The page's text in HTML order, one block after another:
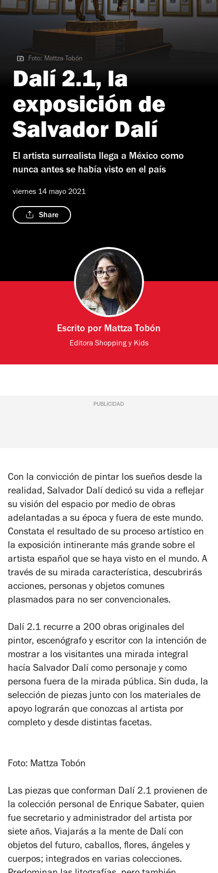
Foto: Mattza Tobón
Foto: Mattza Tobón
Dalí 2.1, la
exposición de
Salvador Dalí
El artista surrealista llega a México como
nunca antes se había visto en el país
viernes 14 mayo 2021
Share
Escrito por Mattza Tobón
Editora Shopping y Kids
PUBLICIDAD
Con la convicción de pintar los sueños desde la
realidad, Salvador Dalí dedicó su vida a reflejar
su visión del espacio por medio de obras
adelantadas a su época y fuera de este mundo.
Constata el resultado de su proceso artístico en
la exposición intinerante más grande sobre el
artista español que se haya visto en el mundo. A
través de su mirada característica, descubrirás
acciones, personas y objetos comunes
plasmados para no ser convencionales.
Dalí 2.1 recurre a 200 obras originales del
pintor, escenógrafo y escritor con la intención de
mostrar a los visitantes una mirada integral
hacía Salvador Dalí como personaje y como
persona fuera de la mirada pública. Sin duda, la
selección de piezas junto con los materiales de
apoyo lograrán que conozcas al artista por
completo y desde distintas facetas.
Foto: Mattza Tobón
Las piezas que conforman Dalí 2.1 provienen de
la colección personal de Enrique Sabater, quien
fue secretario y administrador del artista por
siete años. Viajarás a la mente de Dalí con
objetos del futuro, caballos, flores, ángeles y
cuerpos; integrados en varias colecciones.